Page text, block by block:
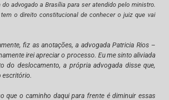
advogado a Brasília para ser atendido pelo ministro.
o direito constitucional de conhecer o juiz que vai
fiz as anotações, a advogada Patricia Rios –
irei apreciar o processo. Eu me sinto aliviada
do deslocamento, a própria advogada disse que,
escritório.
que o caminho daqui para frente é diminuir essas